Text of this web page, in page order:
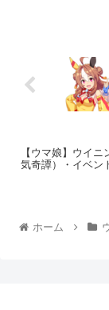
【ウマ娘】ウイ
気奇譚）・イベン
ホーム